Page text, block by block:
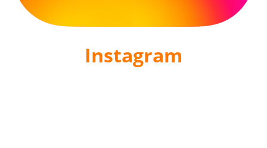
Instagram